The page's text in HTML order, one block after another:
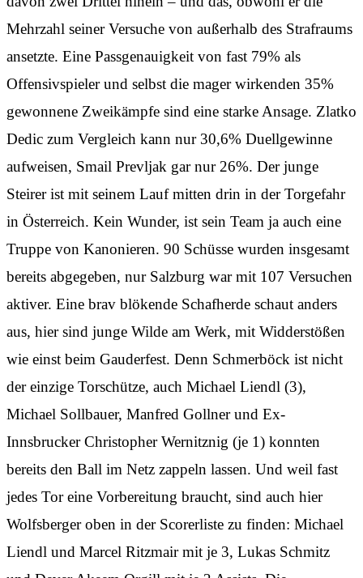
Mehrzahl seiner Versuche von außerhalb des Strafraums
ansetzte. Eine Passgenauigkeit von fast 79% als
Offensivspieler und selbst die mager wirkenden 35%
gewonnene Zweikämpfe sind eine starke Ansage. Zlatko
Dedic zum Vergleich kann nur 30,6% Duellgewinne
aufweisen, Smail Prevljak gar nur 26%. Der junge
Steirer ist mit seinem Lauf mitten drin in der Torgefahr
in Österreich. Kein Wunder, ist sein Team ja auch eine
Truppe von Kanonieren. 90 Schüsse wurden insgesamt
bereits abgegeben, nur Salzburg war mit 107 Versuchen
aktiver. Eine brav blökende Schafherde schaut anders
aus, hier sind junge Wilde am Werk, mit Widderstößen
wie einst beim Gauderfest. Denn Schmerböck ist nicht
der einzige Torschütze, auch Michael Liendl (3),
Michael Sollbauer, Manfred Gollner und Ex-
Innsbrucker Christopher Wernitznig (je 1) konnten
bereits den Ball im Netz zappeln lassen. Und weil fast
jedes Tor eine Vorbereitung braucht, sind auch hier
Wolfsberger oben in der Scorerliste zu finden: Michael
Liendl und Marcel Ritzmair mit je 3, Lukas Schmitz